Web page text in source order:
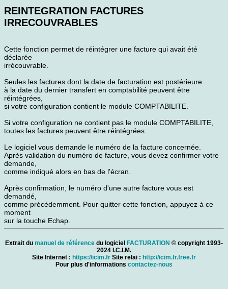
REINTEGRATION FACTURES
IRRECOUVRABLES
Cette fonction permet de réintégrer une facture qui avait été
déclarée
irrécouvrable.
Seules les factures dont la date de facturation est postérieure
à la date du dernier transfert en comptabilité peuvent être
réintégrées,
si votre configuration contient le module COMPTABILITE.
Si votre configuration ne contient pas le module COMPTABILITE,
toutes les factures peuvent être réintégrées.
Le logiciel vous demande le numéro de la facture concernée.
Après validation du numéro de facture, vous devez confirmer votre
demande,
comme indiqué alors en bas de l'écran.
Après confirmation, le numéro d'une autre facture vous est
demandé,
comme précédemment. Pour quitter cette fonction, appuyez à ce
moment
sur la touche Echap.
Extrait du manuel de référence du logiciel FACTURATION © copyright 1993-
2024 I.C.I.M.
Site Internet : https://icim.fr Site relai : http://icim.fr.free.fr
Pour plus d'informations contactez-nous